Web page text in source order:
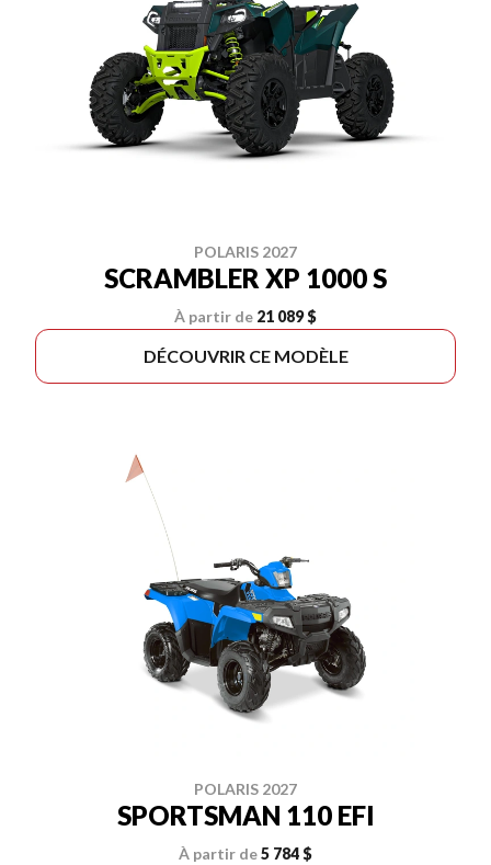
POLARIS 2027
SCRAMBLER XP 1000 S
À partir de 21 089 $
DÉCOUVRIR CE MODÈLE
POLARIS 2027
SPORTSMAN 110 EFI
À partir de5 784 $